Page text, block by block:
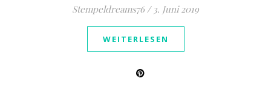
Stempeldreams76 / 3. Juni 2019
WEITERLESEN